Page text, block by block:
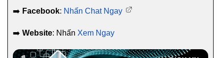
➡️ Facebook: Nhấn Chat Ngay
➡️ Website: Nhấn Xem Ngay